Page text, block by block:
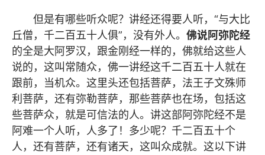
但是有哪些听众呢？讲经还得要人听，“与大比
丘僧，千二百五十人俱”，没有外人。 佛说阿弥陀经
的全是大阿罗汉，跟金刚经一样的，佛就给这些人
说的，这叫常随众，佛一讲经这千二百五十人就在
跟前，当机众。这里头还包括菩萨，法王子文殊师
利菩萨，还有弥勒菩萨，那些菩萨也在场，包括这
些菩萨众，就是可信法的人。讲这部阿弥陀经不是
阿难一个人听，人多了！多少呢？千二百五十个
人，还有菩萨，还有诸天，这叫众成就。这以下讲